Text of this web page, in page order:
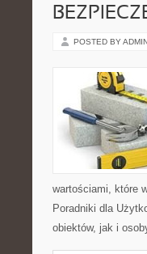
POSTED BY
wartościami, które
Poradniki dla
obiektów, jak i